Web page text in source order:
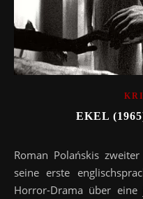
EKEL
Roman Polańskis
seine erste
Horror-Drama über